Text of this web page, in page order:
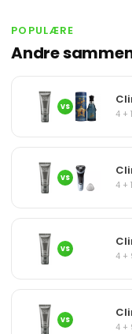
POPULÆRE
Andre
VS
4 +
VS
4 +
VS
4 +
VS
4 +